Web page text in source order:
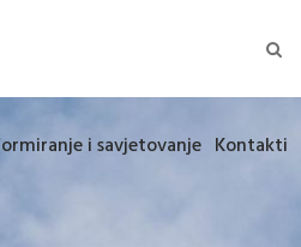
i savjetovanje Kontakti